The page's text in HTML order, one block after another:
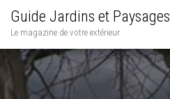
Guide Jardins et Paysages
Le magazine de votre extérieur